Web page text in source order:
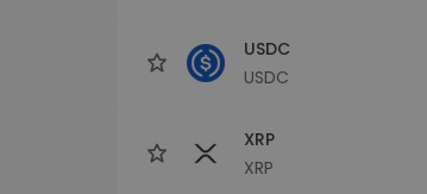
USDC
USDC
XRP
XRP